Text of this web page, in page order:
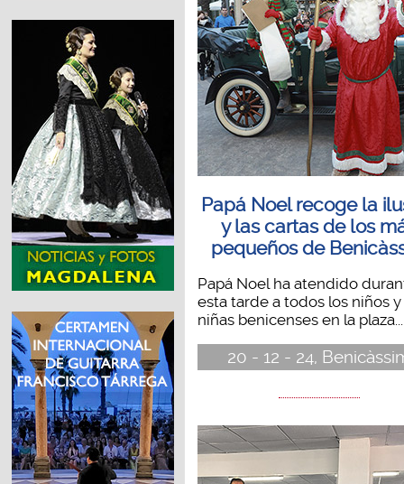
Papá Noel recoge la
y las cartas de los
pequeños de
Papá Noel ha atendido
esta tarde a todos los niños y
niñas benicenses en la plaza...
20 - 12 - 24,